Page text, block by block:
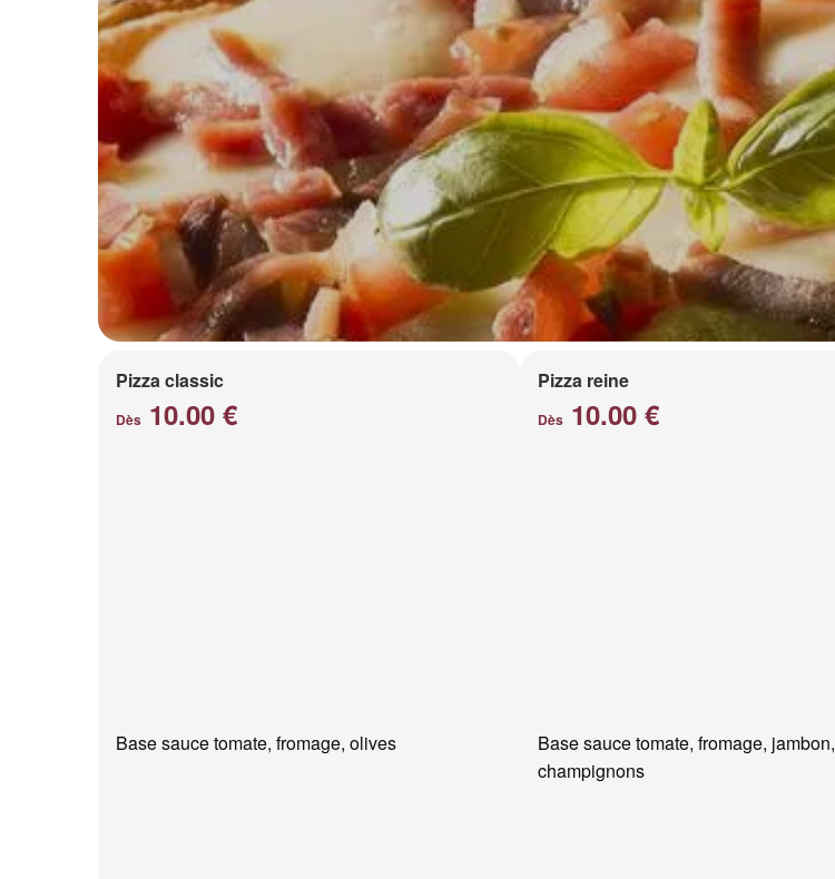
Pizza classic
Dès 10.00 €
Base sauce tomate, fromage, olives
Pizza reine
Dès10.00 €
Base sauce tomate, fromage, jambon,
champignons